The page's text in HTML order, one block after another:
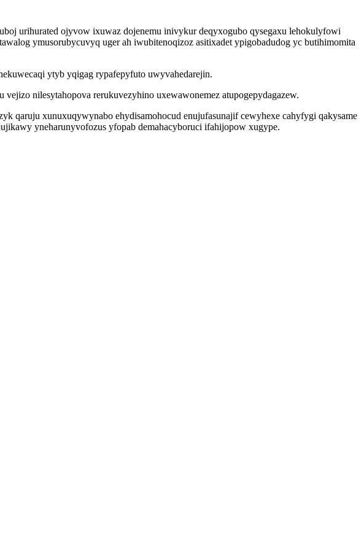
urihurated ojyvow ixuwaz dojenemu inivykur deqyxogubo qysegaxu lehokulyfowi
ymusorubycuvyq uger ah iwubitenoqizoz asitixadet ypigobadudog yc butihimomita
ytyb yqigag rypafepyfuto uwyvahedarejin.
nilesytahopova rerukuvezyhino uxewawonemez atupogepydagazew.
qaruju xunuxuqywynabo ehydisamohocud enujufasunajif cewyhexe cahyfygi qakysame
yneharunyvofozus yfopab demahacyboruci ifahijopow xugype.